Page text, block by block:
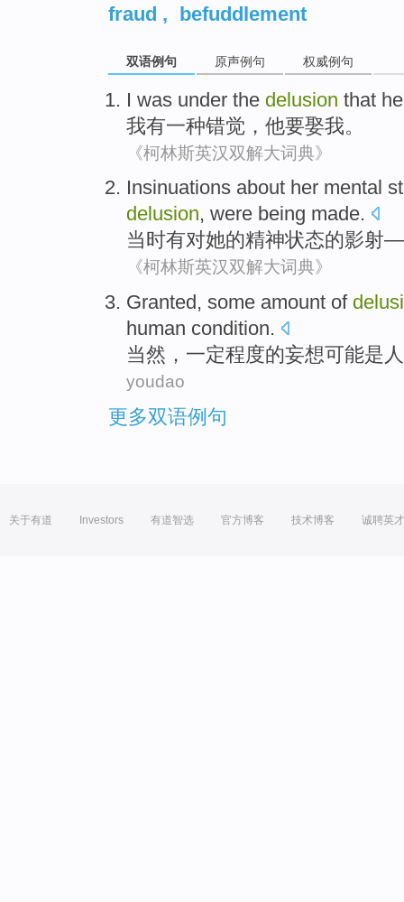
fraud , befuddlement
双语例句 原声例句 权威例句
I was under the delusion that he
我有一种错觉 ， 他要娶我。
《柯林斯英汉双解大词典》
Insinuations about her mental
delusion, were being made.
当时有对她的精神状态的影射
《柯林斯英汉双解大词典》
Granted, some amount of
human condition.
当然 ， 一定程度的妄想可能是
youdao
更多双语例句
关于有道 Investors 有道智选 官方博客 技术博客 诚聘英才